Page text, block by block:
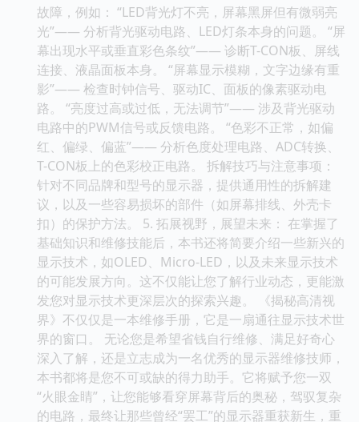
故障，例如： “LED背光灯不亮，屏幕黑屏但有微弱亮
光”—— 分析背光驱动电路、LED灯条本身的问题。 “屏
幕出现水平或垂直彩色条纹”—— 诊断T-CON板、屏线
连接、液晶面板本身。 “屏幕显示模糊，文字边缘有重
影”—— 检查时钟信号、驱动IC、面板的像素驱动电
路。 “亮度过高或过低，无法调节”—— 涉及背光驱动
电路中的PWM信号或反馈电路。 “色彩不正常，如偏
红、偏绿、偏蓝”—— 分析色度处理电路、ADC转换、
T-CON板上的色彩校正电路。 拆解技巧与注意事项：
针对不同品牌和型号的显示器，提供通用性的拆解建
议，以及一些容易损坏的部件（如屏幕排线、外壳卡
扣）的保护方法。 5. 拓展视野，展望未来： 在掌握了
基础知识和维修技能后，本书还将简要介绍一些新兴的
显示技术，如OLED、Micro-LED，以及未来显示技术
的可能发展方向。这不仅能让您了解行业动态，更能激
发您对显示技术更深层次的探索兴趣。 《揭秘高清视
界》不仅仅是一本维修手册，它是一扇通往显示技术世
界的窗口。 无论您是希望省钱自行维修、满足好奇心
深入了解，还是立志成为一名优秀的显示器维修技师，
本书都将是您不可或缺的得力助手。它将赋予您一双
“火眼金睛”，让您能够看穿屏幕背后的奥秘，驾驭复杂
的电路，最终让那些曾经“罢工”的显示器重获新生，重